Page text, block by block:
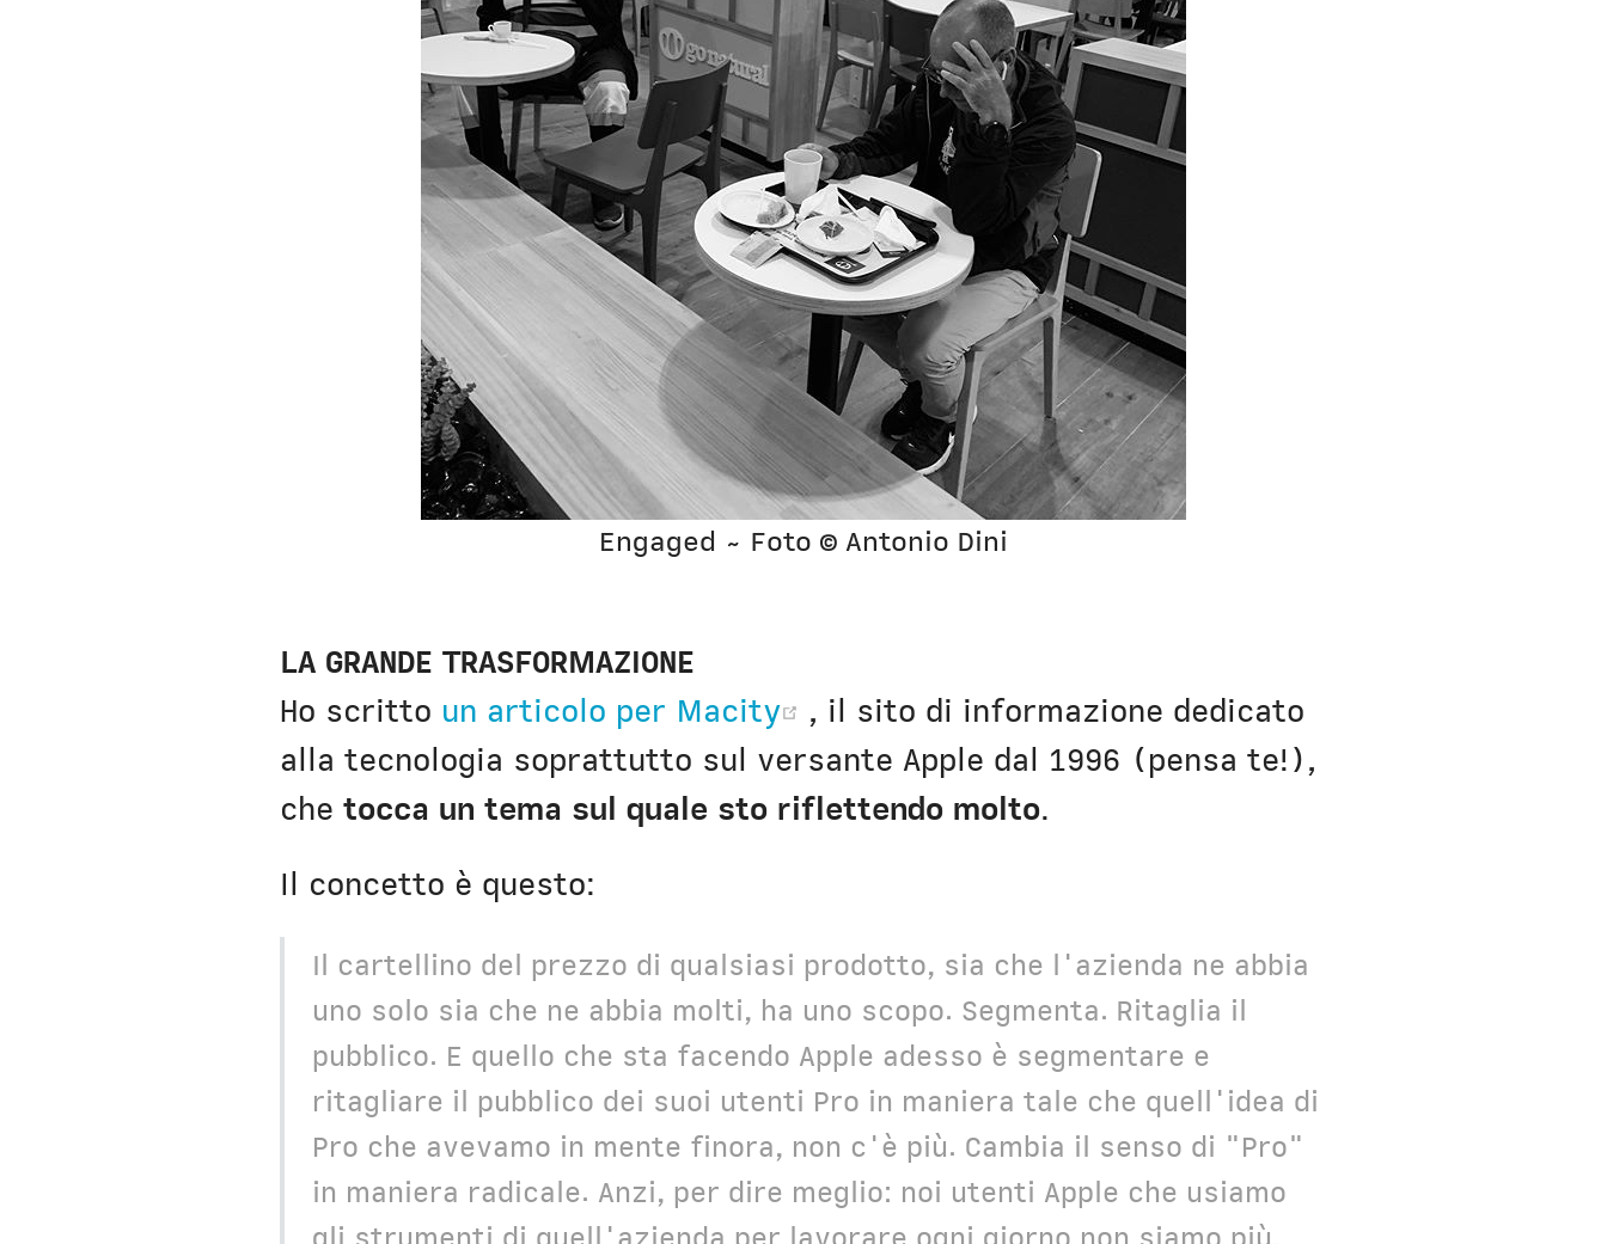
Engaged ~ Foto © Antonio Dini
LA GRANDE TRASFORMAZIONE
Ho scritto un articolo per Macity (opens new window)
, il sito di informazione dedicato
alla tecnologia soprattutto sul versante Apple dal 1996 (pensa te!),
che tocca un tema sul quale sto riflettendo molto.
Il concetto è questo:
Il cartellino del prezzo di qualsiasi prodotto, sia che l'azienda ne abbia
uno solo sia che ne abbia molti, ha uno scopo. Segmenta. Ritaglia il
pubblico. E quello che sta facendo Apple adesso è segmentare e
ritagliare il pubblico dei suoi utenti Pro in maniera tale che quell'idea di
Pro che avevamo in mente finora, non c'è più. Cambia il senso di "Pro"
in maniera radicale. Anzi, per dire meglio: noi utenti Apple che usiamo